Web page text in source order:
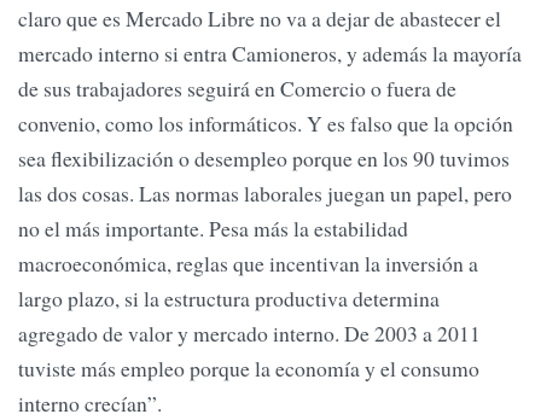
claro que es Mercado Libre no va a dejar de abastecer el
mercado interno si entra Camioneros, y además la mayoría
de sus trabajadores seguirá en Comercio o fuera de
convenio, como los informáticos. Y es falso que la opción
sea flexibilización o desempleo porque en los 90 tuvimos
las dos cosas. Las normas laborales juegan un papel, pero
no el más importante. Pesa más la estabilidad
macroeconómica, reglas que incentivan la inversión a
largo plazo, si la estructura productiva determina
agregado de valor y mercado interno. De 2003 a 2011
tuviste más empleo porque la economía y el consumo
interno crecían”.